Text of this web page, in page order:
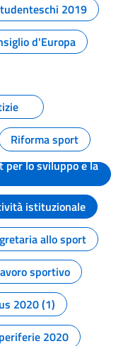
2019
d'Europa
Riforma sport
per lo sviluppo e la
istituzionale
allo sport
sportivo
2020 (1)
2020